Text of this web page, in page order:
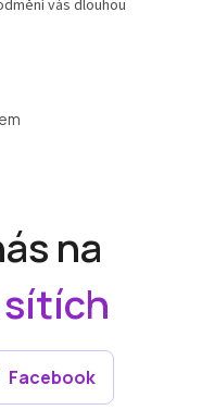
vás dlouhou
na
Facebook